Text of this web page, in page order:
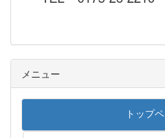
メニュー
トップ